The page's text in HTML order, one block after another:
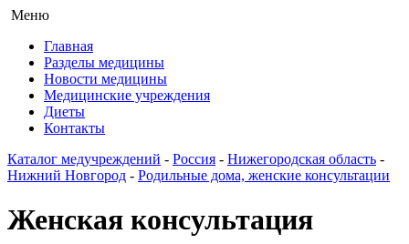
Меню
Главная
Разделы медицины
Новости медицины
Медицинские учреждения
Диеты
Контакты
Каталог медучреждений - Россия - Нижегородская область -
Нижний Новгород - Родильные дома, женские консультации
Женская консультация